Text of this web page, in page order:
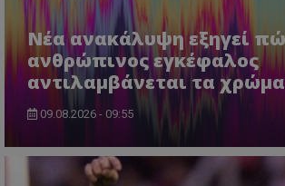
Νέα ανακάλυψη εξηγεί
ανθρώπινος εγκέφαλος
αντιλαμβάνεται τα
09.08.2026 - 09:55